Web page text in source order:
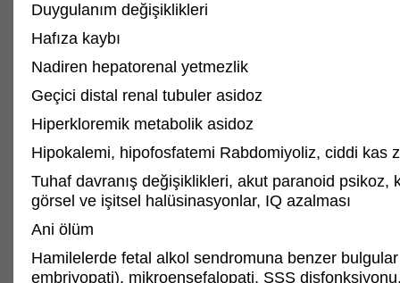
Duygulanım değişiklikleri
Hafıza kaybı
Nadiren hepatorenal yetmezlik
Geçici distal renal tubuler asidoz
Hiperkloremik metabolik asidoz
Hipokalemi, hipofosfatemi Rabdomiyoliz, ciddi kas
Tuhaf davranış değişiklikleri, akut paranoid psikoz,
görsel ve işitsel halüsinasyonlar, IQ azalması
Ani ölüm
Hamilelerde fetal alkol sendromuna benzer
embriyopati), mikroensefalopati, SSS